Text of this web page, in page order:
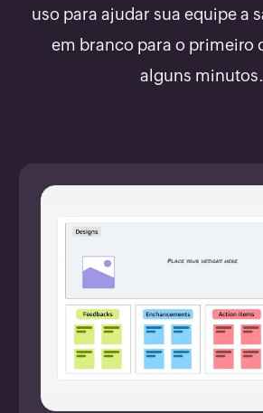
uso para ajudar sua equipe a
em branco para o primeiro
alguns minutos.